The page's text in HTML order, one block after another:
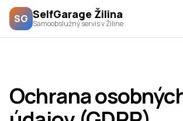
SG SelfGarage Žilina
Samoobslužný servis v Žiline
Ochrana